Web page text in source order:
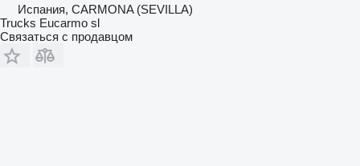
Испания, CARMONA (SEVILLA)
Trucks Eucarmo sl
Связаться с продавцом